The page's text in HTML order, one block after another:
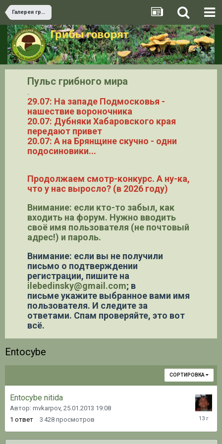
Галерея грибов
Пульс грибного мира
.
29.07: На западе Подмосковья -
нашествие вороночника
20.07: Дубняки Хабаровского края
передают привет
20.07: А на Брянщине скучно - одни
подосиновики...
Продолжаем смотр-конкурс. А ну-ка,
что у нас выросло? (в 2026 году)
Внимание: если кто-то забыл, как
входить на форум. Нужно вводить
своё имя пользователя (не почтовый
адрес!) и пароль.
Внимание: если вы не получили
письмо о подтверждении
регистрации, пишите на
ilebedinsky@gmail.com; в
письме укажите выбранное вами имя
пользователя. И следите за
ответами. Спам проверяйте, это вот
всё.
Entocybe
СОРТИРОВКА
Entocybe nitida
Автор: mvkarpov, 25.01.2013 19:08
1 ответ 3 428 просмотров